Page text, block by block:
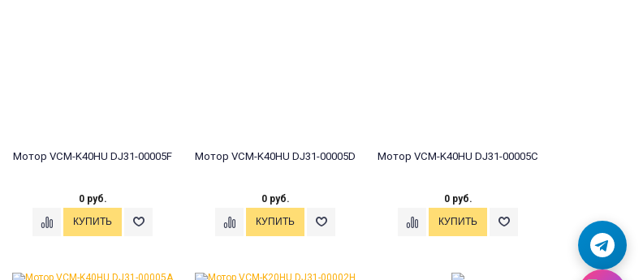
Мотор VCM-K40HU DJ31-00005F
0 руб.
Мотор VCM-K40HU DJ31-00005D
0 руб.
Мотор VCM-K40HU DJ31-00005C
0 руб.